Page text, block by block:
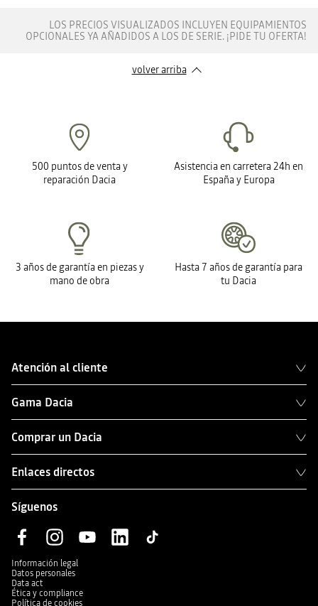
LOS PRECIOS VISUALIZADOS INCLUYEN EQUIPAMIENTOS
OPCIONALES YA AÑADIDOS A LOS DE SERIE. ¡PIDE TU OFERTA!
volver arriba
500 puntos de venta y
reparación Dacia
Asistencia en carretera 24h en
España y Europa
3 años de garantía en piezas y
mano de obra
Hasta 7 años de garantía para
tu Dacia
Atención al cliente
Gama Dacia
Comprar un Dacia
Enlaces directos
Síguenos
Información legal
Datos personales
Data act
Ética y compliance
Política de cookies